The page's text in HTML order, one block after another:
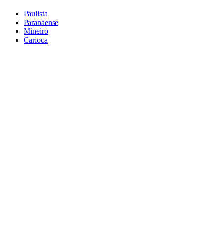
Paulista
Paranaense
Mineiro
Carioca